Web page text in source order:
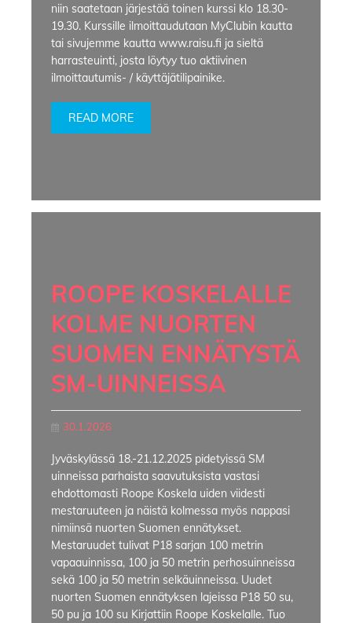
niin saatetaan järjestää toinen kurssi klo 18.30-
19.30. Kurssille ilmoittaudutaan MyClubin kautta
tai sivujemme kautta www.raisu.fi ja sieltä
harrasteuinti, josta löytyy tuo aktiivinen
ilmoittautumis- / käyttäjätilipainike.
READ MORE
ROOPE KOSKELALLE
KOLME NUORTEN
SUOMEN ENNÄTYSTÄ
SM-UINNEISSA
30.1.2026
Jyväskylässä 18.-21.12.2025 pidetyissä SM
uinneissa parhaista saavutuksista vastasi
ehdottomasti Roope Koskela uiden viidesti
mestaruuteen ja näistä kolmessa myös nappasi
nimiinsä nuorten Suomen ennätykset.
Mestaruudet tulivat P18 sarjan 100 metrin
vapaauinnissa, 100 ja 50 metrin perhosuinneissa
sekä 100 ja 50 metrin selkäuinneissa. Uudet
nuorten Suomen ennätyksen lajeissa P18 50 su,
50 pu ja 100 su Kirjattiin Roope Koskelalle. Tuo